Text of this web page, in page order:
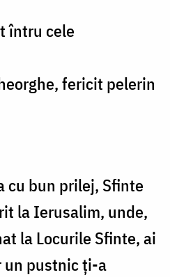
întru cele
fericit pelerin
cu bun prilej, Sfinte
la Ierusalim, unde,
la Locurile Sfinte, ai
un pustnic ți-a